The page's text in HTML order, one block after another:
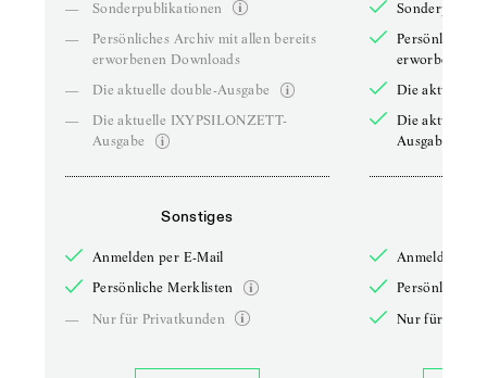
—
Sonderpublikationen
—
Persönliches Archiv mit allen bereits
erworbenen Downloads
—
Die aktuelle double-Ausgabe
—
Die aktuelle IXYPSILONZETT-
Ausgabe
Sonstiges
Anmelden per E-Mail
Persönliche Merklisten
—
Nur für Privatkunden
Persönliches
erworbenen
Die aktuelle
Die aktuelle
Ausgabe
Anmelden
Persönliche
Nur für